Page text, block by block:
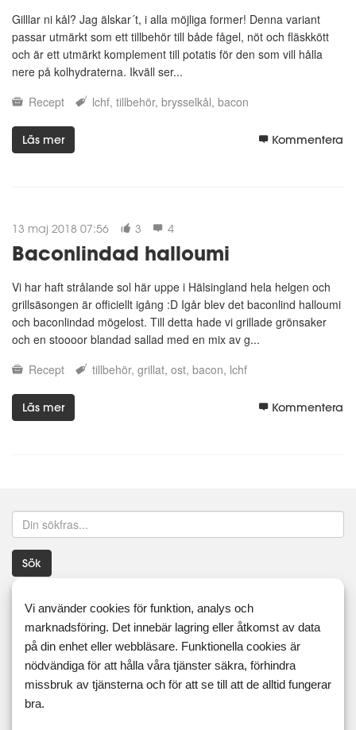
Gilllar ni kål? Jag älskar´t, i alla möjliga former! Denna variant
passar utmärkt som ett tillbehör till både fågel, nöt och fläskkött
och är ett utmärkt komplement till potatis för den som vill hålla
nere på kolhydraterna. Ikväll ser...
Recept
lchf tillbehör brysselkål bacon
Läs mer Kommentera
13 maj 2018 07:56 3 4
Baconlindad halloumi
Vi har haft strålande sol här uppe i Hälsingland hela helgen och
grillsäsongen är officiellt igång :D Igår blev det baconlind halloumi
och baconlindad mögelost. Till detta hade vi grillade grönsaker
och en stoooor blandad sallad med en mix av g...
Recept
tillbehör grillat ost bacon lchf
Läs mer Kommentera
Sök
Taggar
16:8 5:2 ägg äggfasta äggfritt
aip
antiinflammatoriskt
asiatiskt aubergine bacon
bakteriekultur
Vi använder cookies för funktion, analys och
marknadsföring. Det innebär lagring eller åtkomst av data
på din enhet eller webbläsare. Funktionella cookies är
nödvändiga för att hålla våra tjänster säkra, förhindra
missbruk av tjänsterna och för att se till att de alltid fungerar
bra.